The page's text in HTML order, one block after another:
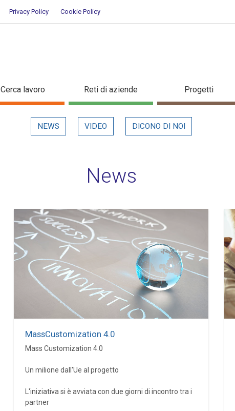
Privacy Policy Cookie Policy
Cerca lavoro Reti di aziende Progetti
NEWS VIDEO DICONO DI NOI
News
MassCustomization 4.0
Mass Customization 4.0
Un milione dall'Ue al progetto
L'iniziativa si è avviata con due giorni di incontro tra i
partner